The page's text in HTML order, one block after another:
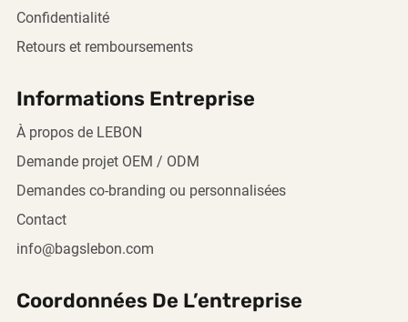
Confidentialité
Retours et remboursements
Informations Entreprise
À propos de LEBON
Demande projet OEM / ODM
Demandes co-branding ou personnalisées
Contact
info@bagslebon.com
Coordonnées De L’entreprise